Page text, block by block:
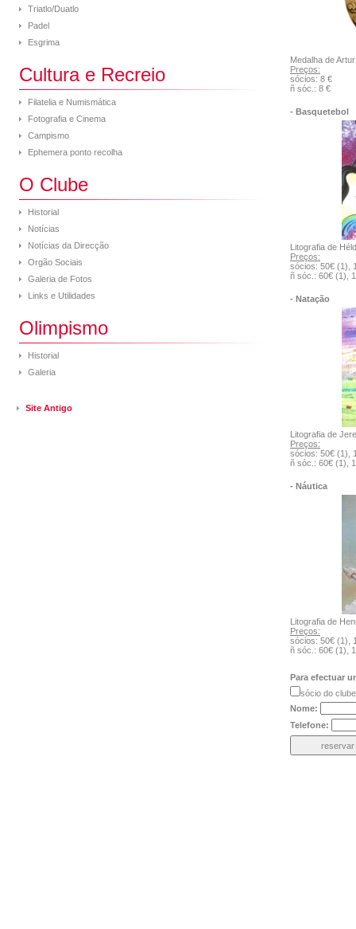
Triatlo/Duatlo
Padel
Esgrima
Cultura e Recreio
Filatelia e Numismática
Fotografia e Cinema
Campismo
Ephemera ponto recolha
O Clube
Historial
Notícias
Notícias da Direcção
Orgão Sociais
Galeria de Fotos
Links e Utilidades
Olimpismo
Historial
Galeria
Site Antigo
Medalha de
Preços:
sócios: 8 €
ñ sóc.: 8 €
- Basquetebol
Litografia de
Preços:
sócios: 50€ (1),
ñ sóc.: 60€ (1),
- Natação
Litografia de
Preços:
sócios: 50€ (1),
ñ sóc.: 60€ (1),
- Náutica
Litografia de
Preços:
sócios: 50€ (1),
ñ sóc.: 60€ (1),
Para efectuar
sócio do
Nome:
Telefone: